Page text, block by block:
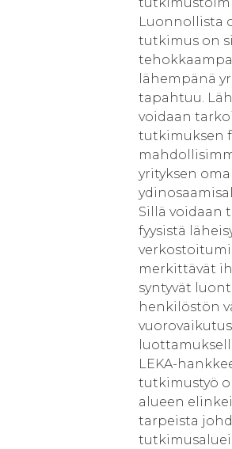
Luonnollista
tutkimus on
lähempänä
tapahtuu.
voidaan
tutkimuksen
yrityksen
Sillä voidaan
fyysistä
merkittävät
syntyvät
henkilöstön
LEKA-
tutkimustyö
alueen
tarpeista